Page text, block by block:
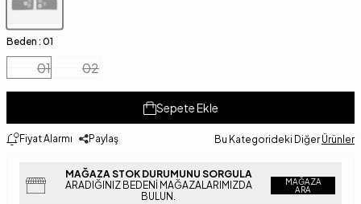
Beden : 01
01 02
Sepete Ekle
Fiyat Alarmı Paylaş Bu Kategorideki Diğer Ürünler
MAĞAZA STOK DURUMUNU SORGULA
ARADIĞINIZ BEDENI MAĞAZALARIMIZDA
BULUN.
MAĞAZA
ARA